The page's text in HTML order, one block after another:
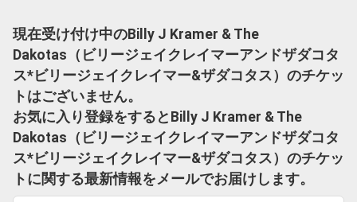
現在受け付け中のBilly J Kramer & The
Dakotas（ビリージェイクレイマーアンドザダコタ
ス*ビリージェイクレイマー&ザダコタス）のチケッ
トはございません。
お気に入り登録をするとBilly J Kramer & The
Dakotas（ビリージェイクレイマーアンドザダコタ
ス*ビリージェイクレイマー&ザダコタス）のチケッ
トに関する最新情報をメールでお届けします。